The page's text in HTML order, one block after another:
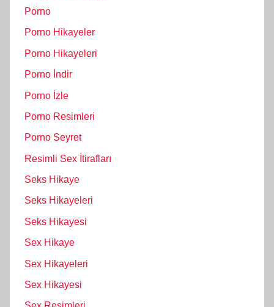
Porno
Porno Hikayeler
Porno Hikayeleri
Porno İndir
Porno İzle
Porno Resimleri
Porno Seyret
Resimli Sex İtirafları
Seks Hikaye
Seks Hikayeleri
Seks Hikayesi
Sex Hikaye
Sex Hikayeleri
Sex Hikayesi